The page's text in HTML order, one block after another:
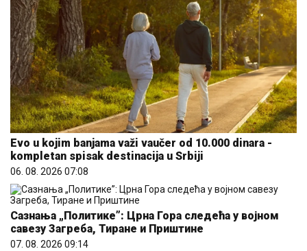
Evo u kojim banjama važi vaučer od 10.000 dinara -
kompletan spisak destinacija u Srbiji
06. 08. 2026 07:08
Сазнања „Политике”: Црна Гора следећа у војном
савезу Загреба, Тиране и Приштине
07. 08. 2026 09:14